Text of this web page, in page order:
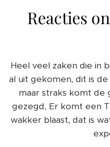
Reacties
Heel veel zaken die in
al uit gekomen, dit is
maar straks komt de
gezegd, Er komt een
wakker blaast, dat is